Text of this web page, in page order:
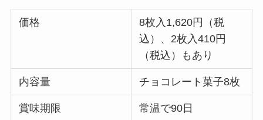
価格
8枚入1,620円（税
込）、2枚入410円
（税込）もあり
内容量 チョコレート菓子8枚
賞味期限 常温で90日